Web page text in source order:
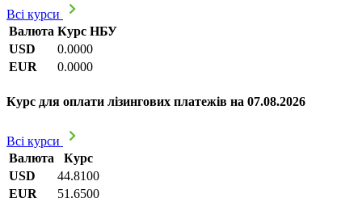
Всі курси
Валюта Курс НБУ
USD
0.0000
EUR
0.0000
Курс для оплати лізингових платежів на 07.08.2026
Всі курси
Валюта
Курс
USD
44.8100
EUR
51.6500